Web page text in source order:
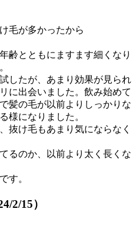
毛が多かったから
齢とともにますます細くなり
したが、あまり効果が見られ
に出会いました。飲み始めて
髪の毛が以前よりしっかりな
様になりました。
抜け毛もあまり気にならなく
るのか、以前より太く長くな
す。
2/15）